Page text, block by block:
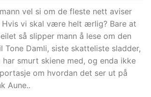
vel si om de fleste nett aviser
Hvis vi skal være helt ærlig? Bare at
så slipper mann å lese om den
Tone Damli, siste skatteliste sladder,
smurt skiene med, og enda ikke
om hvordan det ser ut på
Aune..